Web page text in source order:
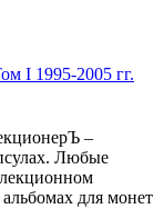
I 1995-2005 гг.
–
Любые
для монет